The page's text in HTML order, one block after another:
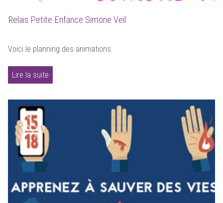
Relais Petite Enfance Simone Veil
Voici le planning des animations.
Lire la suite